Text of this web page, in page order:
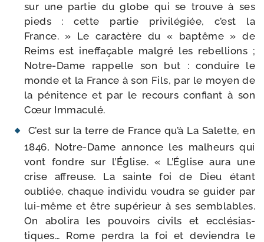
sur une par­tie du globe qui se trouve à ses
pieds : cette par­tie pri­vi­lé­giée, c’est la
France. » Le carac­tère du « bap­tême » de
Reims est inef­fa­çable mal­gré les rebel­lions ;
Notre-​Dame rap­pelle son but : conduire le
monde et la France à son Fils, par le moyen de
la péni­tence et par le recours confiant à son
Cœur Immaculé.
C’est sur la terre de France qu’à La Salette, en
1846, Notre-​Dame annonce les mal­heurs qui
vont fondre sur l’Église. « L’Église aura une
crise affreuse. La sainte foi de Dieu étant
oubliée, chaque indi­vi­du vou­dra se gui­der par
lui-​même et être supé­rieur à ses sem­blables.
On abo­li­ra les pou­voirs civils et ecclé­sias­
tiques… Rome per­dra la foi et devien­dra le